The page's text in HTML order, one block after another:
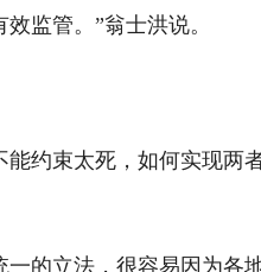
监管。”翁士洪说。
约束太死，如何实现两
的立法，很容易因为各